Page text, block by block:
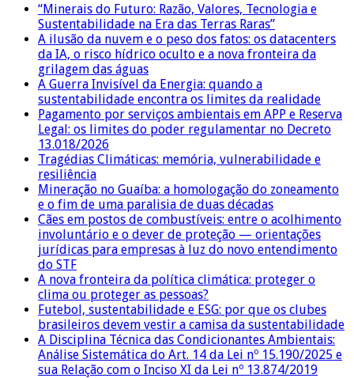
“Minerais do Futuro: Razão, Valores, Tecnologia e
Sustentabilidade na Era das Terras Raras”
A ilusão da nuvem e o peso dos fatos: os datacenters
da IA, o risco hídrico oculto e a nova fronteira da
grilagem das águas
A Guerra Invisível da Energia: quando a
sustentabilidade encontra os limites da realidade
Pagamento por serviços ambientais em APP e Reserva
Legal: os limites do poder regulamentar no Decreto
13.018/2026
Tragédias Climáticas: memória, vulnerabilidade e
resiliência
Mineração no Guaíba: a homologação do zoneamento
e o fim de uma paralisia de duas décadas
Cães em postos de combustíveis: entre o acolhimento
involuntário e o dever de proteção — orientações
jurídicas para empresas à luz do novo entendimento
do STF
A nova fronteira da política climática: proteger o
clima ou proteger as pessoas?
Futebol, sustentabilidade e ESG: por que os clubes
brasileiros devem vestir a camisa da sustentabilidade
A Disciplina Técnica das Condicionantes Ambientais:
Análise Sistemática do Art. 14 da Lei nº 15.190/2025 e
sua Relação com o Inciso XI da Lei nº 13.874/2019